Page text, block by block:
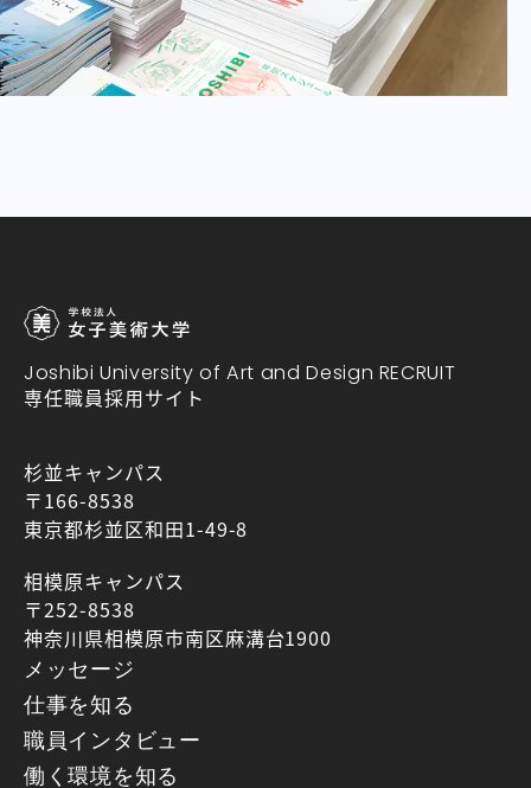
Joshibi University of Art and Design RECRUIT
専任職員採用サイト
杉並キャンパス
〒166-8538
東京都杉並区和田1-49-8
相模原キャンパス
〒252-8538
神奈川県相模原市南区麻溝台1900
メッセージ
仕事を知る
職員インタビュー
働く環境を知る